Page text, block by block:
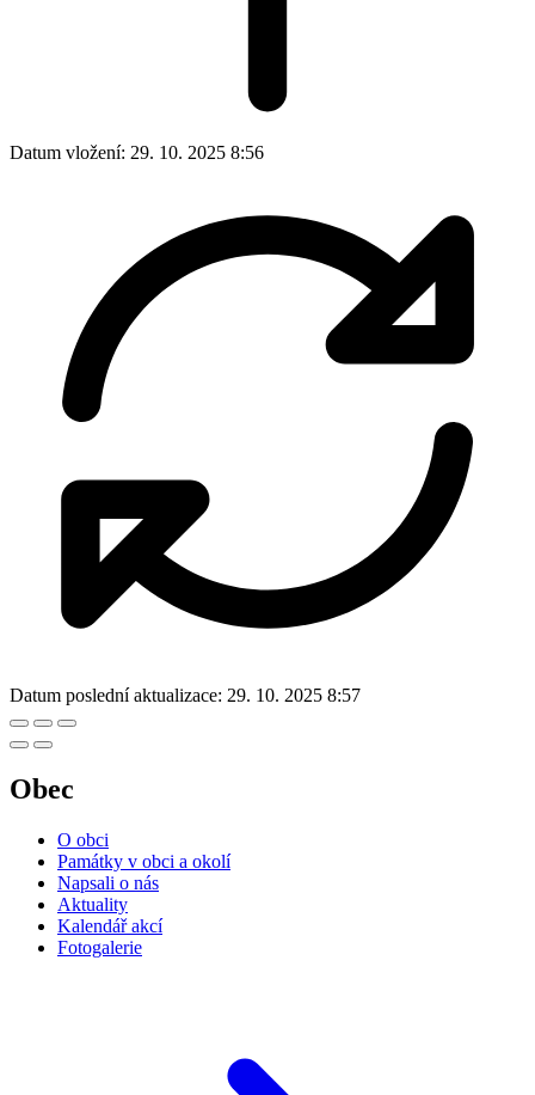
Datum vložení: 29. 10. 2025 8:56
Datum poslední aktualizace: 29. 10. 2025 8:57
Obec
O obci
Památky v obci a okolí
Napsali o nás
Aktuality
Kalendář akcí
Fotogalerie